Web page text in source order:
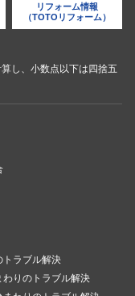
リフォーム情報
（TOTOリフォーム）
し、小数点以下は四捨五
トラブル解決
わりのトラブル解決